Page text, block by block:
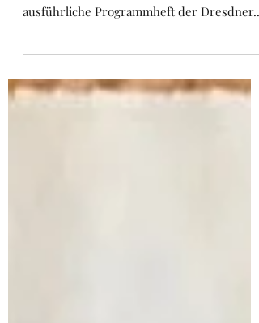
Unsere Idee und unsere Arbeit mit so vielen
ausführliche Programmheft der Dresdner...